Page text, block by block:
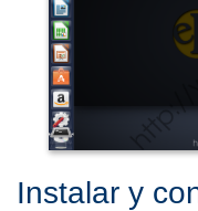
Instalar y